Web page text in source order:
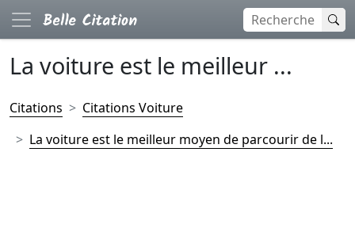
La voiture est le meilleur ...
Citations
Citations Voiture
La voiture est le meilleur moyen de parcourir de l...